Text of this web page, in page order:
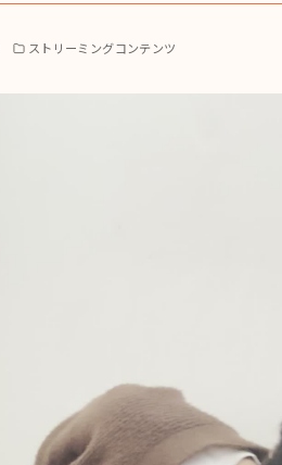
ストリーミングコンテンツ